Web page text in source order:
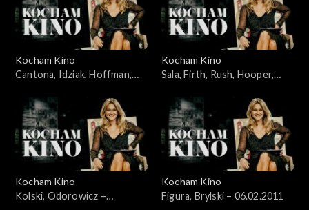
Kocham Kino
Cantona, Idziak, Hoffman,
Kocham Kino
Sala, Firth, Rush, Hooper,
Kocham Kino
Kolski, Odorowicz –
Kocham Kino
Figura, Brylski – 06.02.2011